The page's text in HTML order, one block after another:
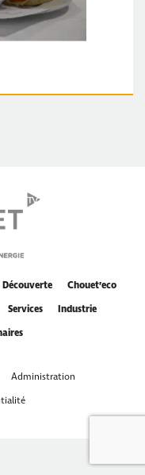
Découverte
Chouet’eco
Services
Industrie
Administration